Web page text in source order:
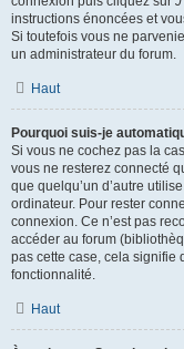
instructions énoncées et
Si toutefois vous ne
un administrateur du forum.
Haut
Pourquoi suis-je
Si vous ne cochez pas la
vous ne resterez connecté
que quelqu’un d’autre
ordinateur. Pour rester
connexion. Ce n’est pas
accéder au forum
pas cette case, cela signifie
fonctionnalité.
Haut